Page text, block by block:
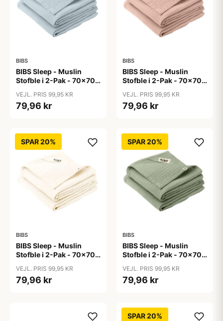
BIBS
BIBS Sleep - Muslin
Stofble i 2-Pak - 70x70
VEJL. PRIS 99,95 KR
79,96 kr
BIBS
BIBS Sleep - Muslin
Stofble i 2-Pak - 70x70
VEJL. PRIS 99,95 KR
79,96 kr
SPAR 20%
BIBS
BIBS Sleep - Muslin
Stofble i 2-Pak - 70x70
VEJL. PRIS 99,95 KR
79,96 kr
SPAR 20%
BIBS
BIBS Sleep - Muslin
Stofble i 2-Pak - 70x70
VEJL. PRIS 99,95 KR
79,96 kr
SPAR 20%